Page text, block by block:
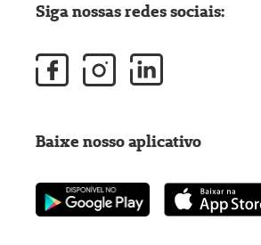
Siga nossas redes sociais:
Baixe nosso aplicativo